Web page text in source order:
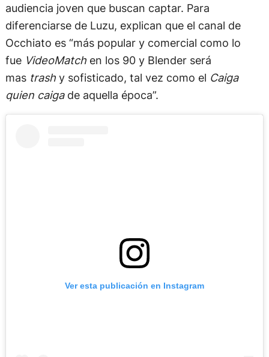
audiencia joven que buscan captar. Para
diferenciarse de Luzu, explican que el canal de
Occhiato es “más popular y comercial como lo
fueVideoMatch en los 90 y Blender será
mas trash y sofisticado, tal vez como el Caiga
quien caigade aquella época”.
Ver esta publicación en Instagram